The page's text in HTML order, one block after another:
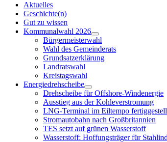
Aktuelles
Geschichte(n)
Gut zu wissen
Kommunalwahl 2026
Menü
öffnen
Bürgermeisterwahl
Wahl des Gemeinderats
Grundsatzerklärung
Landratswahl
Kreistagswahl
Energiedrehscheibe
Menü
öffnen
Drehscheibe für Offshore-Windenergie
Ausstieg aus der Kohleverstromung
LNG-Terminal im Eiltempo
Stromautobahn nach Großbritannien
TES setzt auf grünen Wasserstoff
Wasserstoff: Hoffungsträger für